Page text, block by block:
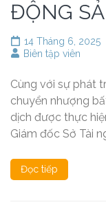
ĐỘNG
14 Tháng 6, 2025
Biên tập viên
Cùng với sự phát
chuyển nhượng
dịch được thực
Giám đốc Sở Tài
Đọc tiếp